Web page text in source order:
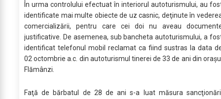
În urma controlului efectuat în interiorul autoturismului, au
identificate mai multe obiecte de uz casnic, deţinute în
comercializării, pentru care cei doi nu aveau
justificative. De asemenea, sub bancheta autoturismului, a
identificat telefonul mobil reclamat ca fiind sustras la data
02 octombrie a.c. din autoturismul tinerei de 33 de ani din
Flămânzi.
Faţă de bărbatul de 28 de ani s-a luat măsura